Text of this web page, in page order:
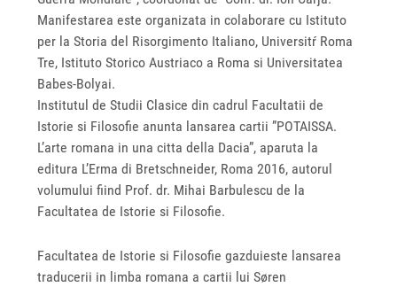
Manifestarea este organizata in colaborare cu Istituto
per la Storia del Risorgimento Italiano, Universitŕ Roma
Tre, Istituto Storico Austriaco a Roma si Universitatea
Babes-Bolyai.
Institutul de Studii Clasice din cadrul Facultatii de
Istorie si Filosofie anunta lansarea cartii ”POTAISSA.
L’arte romana in una citta della Dacia”, aparuta la
editura L’Erma di Bretschneider, Roma 2016, autorul
volumului fiind Prof. dr. Mihai Barbulescu de la
Facultatea de Istorie si Filosofie.
Facultatea de Istorie si Filosofie gazduieste lansarea
traducerii in limba romana a cartii lui Søren